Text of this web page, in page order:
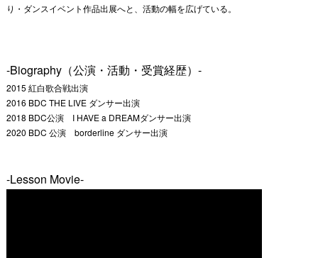
り・ダンスイベント作品出展へと、活動の幅を広げている。
-Biography（公演・活動・受賞経歴）-
2015 紅白歌合戦出演
2016 BDC THE LIVE ダンサー出演
2018 BDC公演 I HAVE a DREAMダンサー出演
2020 BDC 公演 borderline ダンサー出演
-Lesson Movie-